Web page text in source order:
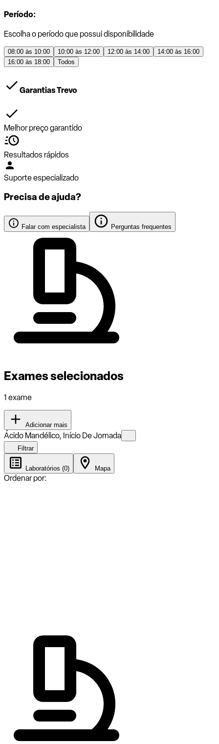
Período:
Escolha o período que possui disponibilidade
08:00 às 10:00 10:00 às 12:00 12:00 às 14:00
14:00 às 16:00
16:00 às 18:00
Todos
Garantias Trevo
Melhor preço garantido
Resultados rápidos
Suporte especializado
Precisa de ajuda?
Falar com especialista Perguntas frequentes
Exames selecionados
1 exame
Adicionar mais
Ácido Mandélico, Início De Jornada
Filtrar
Laboratórios (0) Mapa
Ordenar por: